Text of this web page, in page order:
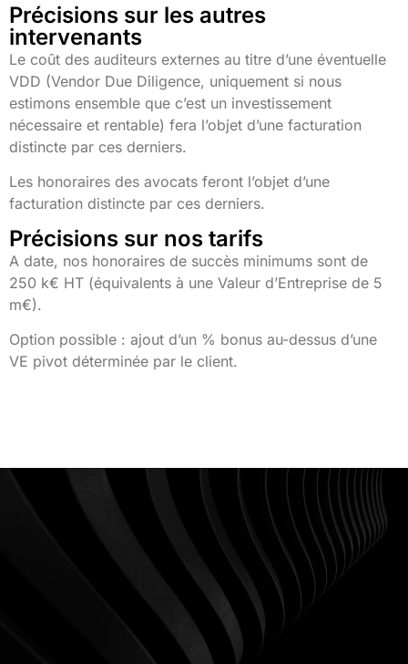
Précisions sur les autres
intervenants
Le coût des auditeurs externes au titre d’une éventuelle
VDD (Vendor Due Diligence, uniquement si nous
estimons ensemble que c’est un investissement
nécessaire et rentable) fera l’objet d’une facturation
distincte par ces derniers.
Les honoraires des avocats feront l’objet d’une
facturation distincte par ces derniers.
Précisions sur nos tarifs
A date, nos honoraires de succès minimums sont de
250 k€ HT (équivalents à une Valeur d’Entreprise de 5
m€).
Option possible : ajout d’un % bonus au-dessus d’une
VE pivot déterminée par le client.